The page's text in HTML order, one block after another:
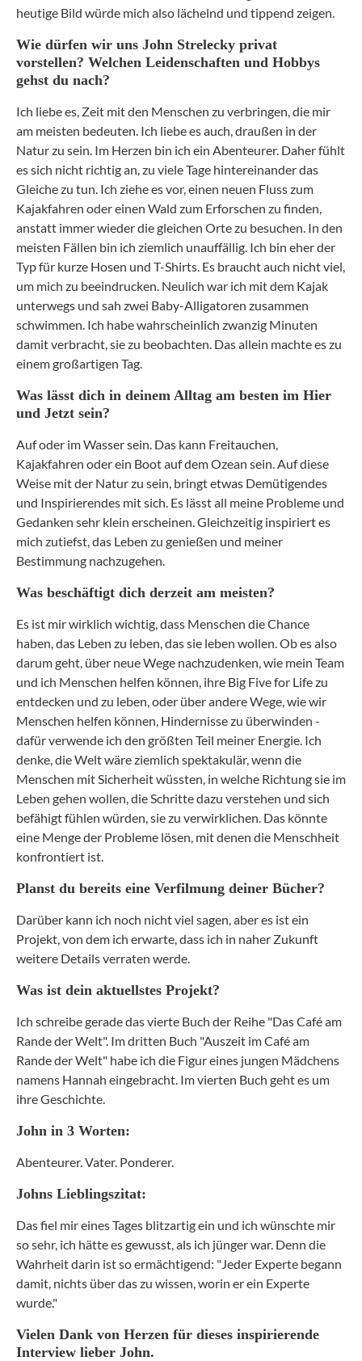
heutige Bild würde mich also lächelnd und tippend zeigen.
Wie dürfen wir uns John Strelecky privat
vorstellen? Welchen Leidenschaften und Hobbys
gehst du nach?
Ich liebe es, Zeit mit den Menschen zu verbringen, die mir
am meisten bedeuten. Ich liebe es auch, draußen in der
Natur zu sein. Im Herzen bin ich ein Abenteurer. Daher fühlt
es sich nicht richtig an, zu viele Tage hintereinander das
Gleiche zu tun. Ich ziehe es vor, einen neuen Fluss zum
Kajakfahren oder einen Wald zum Erforschen zu finden,
anstatt immer wieder die gleichen Orte zu besuchen. In den
meisten Fällen bin ich ziemlich unauffällig. Ich bin eher der
Typ für kurze Hosen und T-Shirts. Es braucht auch nicht viel,
um mich zu beeindrucken. Neulich war ich mit dem Kajak
unterwegs und sah zwei Baby-Alligatoren zusammen
schwimmen. Ich habe wahrscheinlich zwanzig Minuten
damit verbracht, sie zu beobachten. Das allein machte es zu
einem großartigen Tag.
Was lässt dich in deinem Alltag am besten im Hier
und Jetzt sein?
Auf oder im Wasser sein. Das kann Freitauchen,
Kajakfahren oder ein Boot auf dem Ozean sein. Auf diese
Weise mit der Natur zu sein, bringt etwas Demütigendes
und Inspirierendes mit sich. Es lässt all meine Probleme und
Gedanken sehr klein erscheinen. Gleichzeitig inspiriert es
mich zutiefst, das Leben zu genießen und meiner
Bestimmung nachzugehen.
Was beschäftigt dich derzeit am meisten?
Es ist mir wirklich wichtig, dass Menschen die Chance
haben, das Leben zu leben, das sie leben wollen. Ob es also
darum geht, über neue Wege nachzudenken, wie mein Team
und ich Menschen helfen können, ihre Big Five for Life zu
entdecken und zu leben, oder über andere Wege, wie wir
Menschen helfen können, Hindernisse zu überwinden -
dafür verwende ich den größten Teil meiner Energie. Ich
denke, die Welt wäre ziemlich spektakulär, wenn die
Menschen mit Sicherheit wüssten, in welche Richtung sie im
Leben gehen wollen, die Schritte dazu verstehen und sich
befähigt fühlen würden, sie zu verwirklichen. Das könnte
eine Menge der Probleme lösen, mit denen die Menschheit
konfrontiert ist.
Planst du bereits eine Verfilmung deiner Bücher?
Darüber kann ich noch nicht viel sagen, aber es ist ein
Projekt, von dem ich erwarte, dass ich in naher Zukunft
weitere Details verraten werde.
Was ist dein aktuellstes Projekt?
Ich schreibe gerade das vierte Buch der Reihe "Das Café am
Rande der Welt". Im dritten Buch "Auszeit im Café am
Rande der Welt" habe ich die Figur eines jungen Mädchens
namens Hannah eingebracht. Im vierten Buch geht es um
ihre Geschichte.
John in 3 Worten:
Abenteurer. Vater. Ponderer.
Johns Lieblingszitat:
Das fiel mir eines Tages blitzartig ein und ich wünschte mir
so sehr, ich hätte es gewusst, als ich jünger war. Denn die
Wahrheit darin ist so ermächtigend: "Jeder Experte begann
damit, nichts über das zu wissen, worin er ein Experte
wurde."
Vielen Dank von Herzen für dieses inspirierende
Interview lieber John.